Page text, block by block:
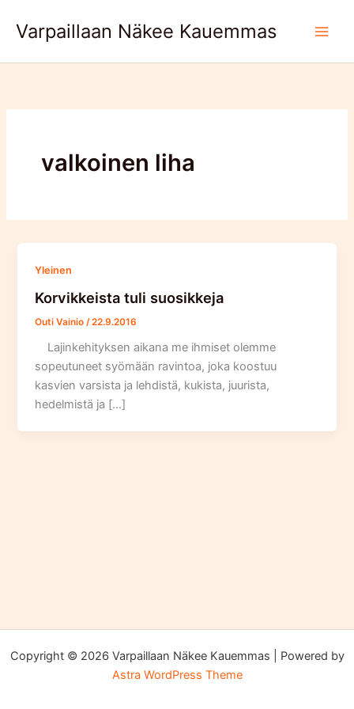
Varpaillaan Näkee Kauemmas
valkoinen liha
Yleinen
Korvikkeista tuli suosikkeja
Outi Vainio /22.9.2016
Lajinkehityksen aikana me ihmiset olemme
sopeutuneet syömään ravintoa, joka koostuu
kasvien varsista ja lehdistä, kukista, juurista,
hedelmistä ja […]
Copyright © 2026 Varpaillaan Näkee Kauemmas | Powered by
Astra WordPress Theme